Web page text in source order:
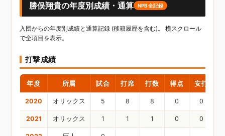
勝俣翔貴の年度別成績・通算 NPB全記録
入団からの年度別成績と通算記録 (移籍履歴を含む)。 横スクロール
で全項目を表示。
打撃成績
年度 所属 試合 打席 打数 得点 安打
2020 オリックス 5 8 8 0 0
2021 オリックス 1 1 1 0 0